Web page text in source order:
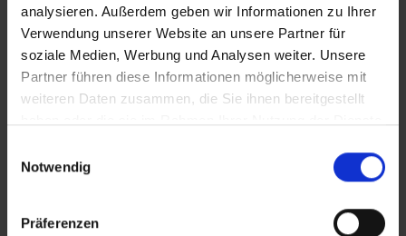
analysieren. Außerdem geben wir Informationen zu Ihrer
Verwendung unserer Website an unsere Partner für
soziale Medien, Werbung und Analysen weiter. Unsere
Partner führen diese Informationen möglicherweise mit
weiteren Daten zusammen, die Sie ihnen bereitgestellt
Datenschutzbestimmung
Notwendig
Präferenzen
Fertigungsfehler bei Elementen aus HPL,
HDPE, Edelstahl sowie feuerverzinktem
Stahl zurückzuführen sind. *Weitere Details
Die Sitze bestehen aus einer leichten, aber
und sind
mit weichem EPDM-Gummi überzogen.
Dies sorgt für Witterungsbeständigkeit und